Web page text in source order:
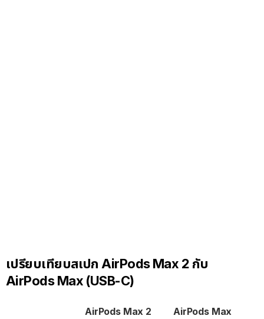
เปรียบเทียบสเปก AirPods Max 2 กับ
AirPods Max (USB-C)
AirPods Max 2
AirPods Max